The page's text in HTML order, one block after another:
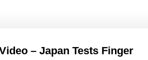
– Japan Tests Finger